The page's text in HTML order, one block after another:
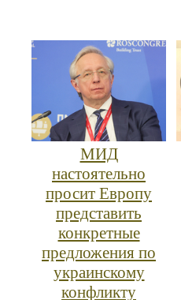
МИД
настоятельно
просит Европу
представить
конкретные
предложения по
украинскому
конфликту